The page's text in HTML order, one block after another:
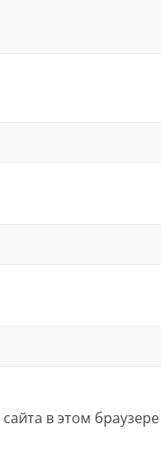
в этом